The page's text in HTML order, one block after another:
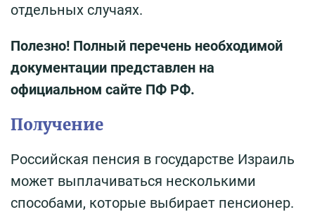
отдельных случаях.
Полезно! Полный перечень необходимой
документации представлен на
официальном сайте ПФ РФ.
Получение
Российская пенсия в государстве Израиль
может выплачиваться несколькими
способами, которые выбирает пенсионер.